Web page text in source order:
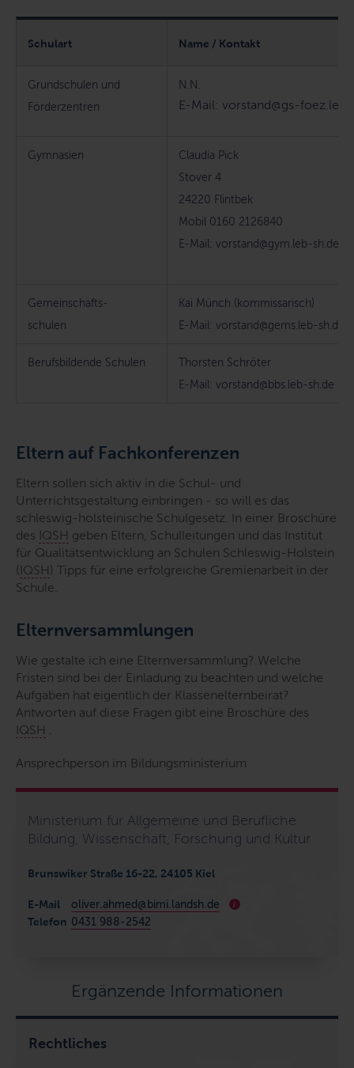
Schulart Name / Kontakt
Grundschulen und
Förderzentren
N.N.
E-Mail: vorstand@gs-
Gymnasien
Claudia Pick
Stover 4
24220 Flintbek
Mobil 0160 2126840
E-Mail: vorstand@gym.leb-sh.de
Gemeinschafts-
schulen
Kai Münch (kommissarisch)
E-Mail: vorstand@gems.leb-sh.de
Berufsbildende Schulen
Thorsten Schröter
E-Mail: vorstand@bbs.leb-sh.de
Eltern auf Fachkonferenzen
Eltern sollen sich aktiv in die Schul- und
Unterrichtsgestaltung einbringen - so will es das
schleswig-holsteinische Schulgesetz. In einer Broschüre
des IQSH geben Eltern, Schulleitungen und das Institut
für Qualitätsentwicklung an Schulen Schleswig-Holstein
(IQSH) Tipps für eine erfolgreiche Gremienarbeit in der
Schule.
Elternversammlungen
Wie gestalte ich eine Elternversammlung? Welche
Fristen sind bei der Einladung zu beachten und welche
Aufgaben hat eigentlich der Klassenelternbeirat?
Antworten auf diese Fragen gibt eine Broschüre des
IQSH
Ansprechperson im Bildungsministerium
Ministerium für Allgemeine und Berufliche
Bildung, Wissenschaft, Forschung und Kultur
Brunswiker Straße 16-22, 24105 Kiel
E-Mail oliver.ahmed@bimi.landsh.de
i
Telefon 0431 988-2542
Ergänzende Informationen
Rechtliches